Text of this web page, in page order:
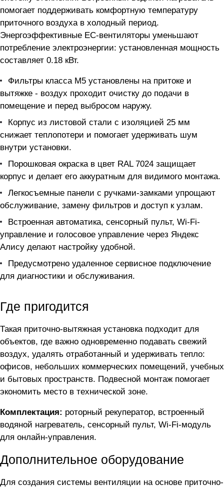
помогает поддерживать комфортную температуру
приточного воздуха в холодный период.
Энергоэффективные EC-вентиляторы уменьшают
потребление электроэнергии: установленная мощность
составляет 0.18 кВт.
Фильтры класса M5 установлены на притоке и
вытяжке - воздух проходит очистку до подачи в
помещение и перед выбросом наружу.
Корпус из листовой стали с изоляцией 25 мм
снижает теплопотери и помогает удерживать шум
внутри установки.
Порошковая окраска в цвет RAL 7024 защищает
корпус и делает его аккуратным для видимого монтажа.
Легкосъемные панели с ручками-замками упрощают
обслуживание, замену фильтров и доступ к узлам.
Встроенная автоматика, сенсорный пульт, Wi-Fi-
управление и голосовое управление через Яндекс
Алису делают настройку удобной.
Предусмотрено удаленное сервисное подключение
для диагностики и обслуживания.
Где пригодится
Такая приточно-вытяжная установка подходит для
объектов, где важно одновременно подавать свежий
воздух, удалять отработанный и удерживать тепло:
офисов, небольших коммерческих помещений, учебных
и бытовых пространств. Подвесной монтаж помогает
экономить место в технической зоне.
Комплектация: роторный рекуператор, встроенный
водяной нагреватель, сенсорный пульт, Wi-Fi-модуль
для онлайн-управления.
Дополнительное оборудование
Для создания системы вентиляции на основе приточно-